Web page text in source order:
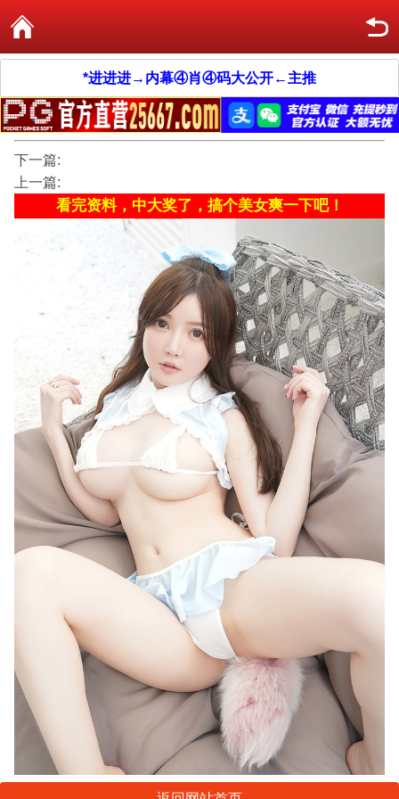
*进进进→内幕④肖④码大公开←主推
下一篇:
上一篇:
看完资料，中大奖了，搞个美女爽一下吧！